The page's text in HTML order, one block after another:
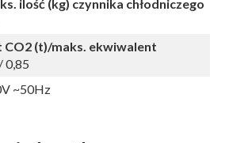
ilość (kg) czynnika chłodniczego
CO2 (t)/maks. ekwiwalent
0,85
~50Hz